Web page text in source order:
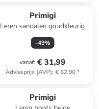
Primigi
Leren sandalen goudkleurig
-49%
vanaf: € 31,99
Adviesprijs (AVP): € 62,90*
Primigi